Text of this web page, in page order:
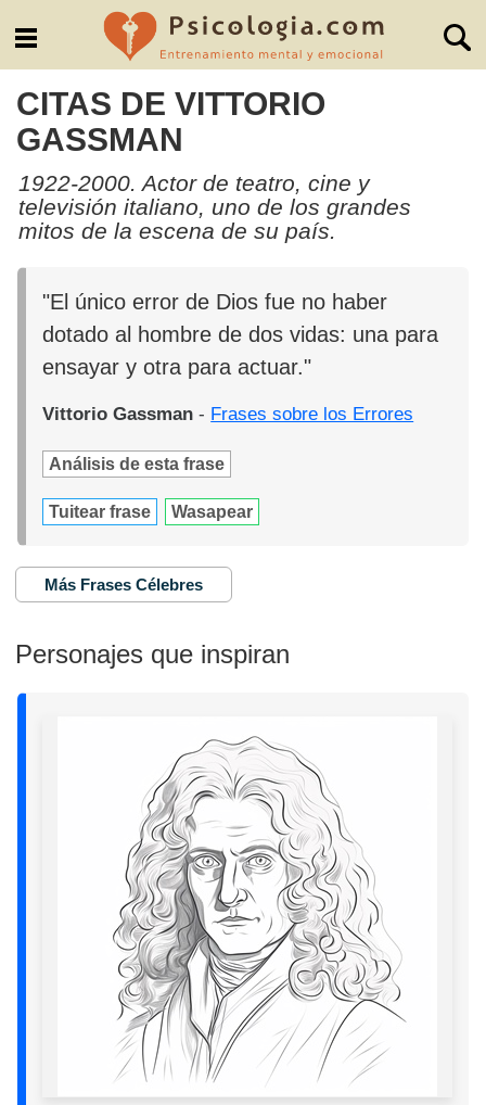
CITAS DE VITTORIO
GASSMAN
1922-2000. Actor de teatro, cine y
televisión italiano, uno de los grandes
mitos de la escena de su país.
"El único error de Dios fue no haber
dotado al hombre de dos vidas: una para
ensayar y otra para actuar."
Vittorio Gassman - Frases sobre los Errores
Análisis de esta frase
Tuitear frase Wasapear
Más Frases Célebres
Personajes que inspiran